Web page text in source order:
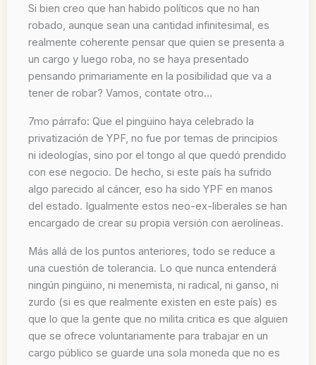
Si bien creo que han habido políticos que no han
robado, aunque sean una cantidad infinitesimal, es
realmente coherente pensar que quien se presenta a
un cargo y luego roba, no se haya presentado
pensando primariamente en la posibilidad que va a
tener de robar? Vamos, contate otro…
7mo párrafo: Que el pingüino haya celebrado la
privatización de YPF, no fue por temas de principios
ni ideologías, sino por el tongo al que quedó prendido
con ese negocio. De hecho, si este país ha sufrido
algo parecido al cáncer, eso ha sido YPF en manos
del estado. Igualmente estos neo-ex-liberales se han
encargado de crear su propia versión con aerolíneas.
Más allá de los puntos anteriores, todo se reduce a
una cuestión de tolerancia. Lo que nunca entenderá
ningún pingüino, ni menemista, ni radical, ni ganso, ni
zurdo (si es que realmente existen en este país) es
que lo que la gente que no milita critica es que alguien
que se ofrece voluntariamente para trabajar en un
cargo público se guarde una sola moneda que no es